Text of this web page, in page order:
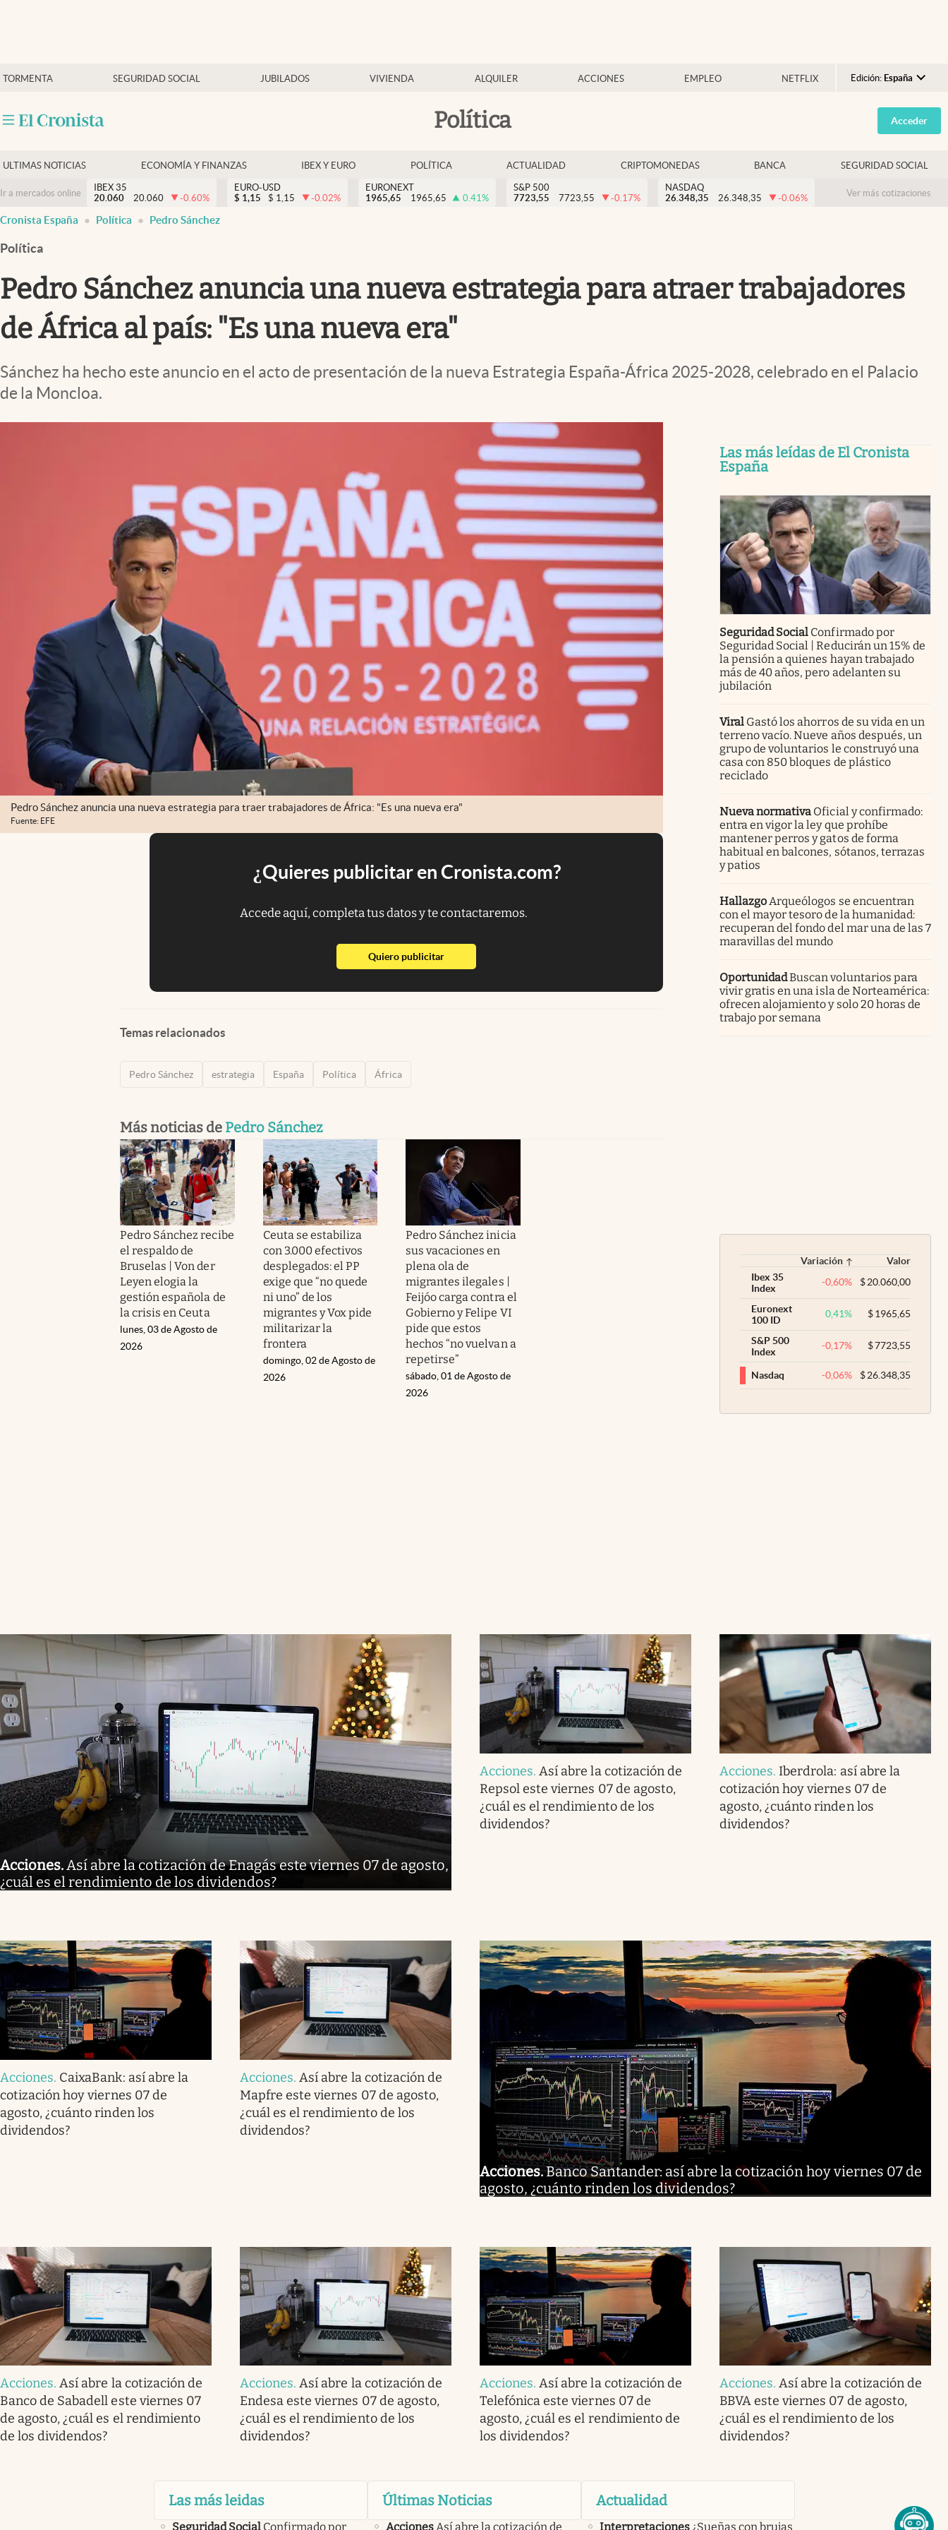
TORMENTA SEGURIDAD SOCIAL JUBILADOS VIVIENDA ALQUILER ACCIONES EMPLEO NETFLIX Edición: España
Argentina
España
USA
Colombia
Política
Economía y finanzas
Criptomonedas
Acceder
ULTIMAS NOTICIAS ECONOMÍA Y FINANZAS IBEX Y EURO POLÍTICA ACTUALIDAD CRIPTOMONEDAS BANCA SEGURIDAD SOCIAL
Ir a mercados online
IBEX 35
20.060
20.060 -0.60%
EURO-USD
$ 1,15 $ 1,15 -0.02%
EURONEXT
1965,65
1965,65 0.41%
S&P 500
7723,55
7723,55 -0.17%
NASDAQ
26.348,35
26.348,35 -0.06% Ver más cotizaciones
Cronista España Política Pedro Sánchez
Política
Pedro Sánchez anuncia una nueva estrategia para atraer trabajadores
de África al país: "Es una nueva era"
Sánchez ha hecho este anuncio en el acto de presentación de la nueva Estrategia España-África 2025-2028, celebrado en el Palacio
de la Moncloa.
Pedro Sánchez anuncia una nueva estrategia para traer trabajadores de África: "Es una nueva era"
Fuente: EFE
¿Quieres publicitar en Cronista.com?
Accede aquí, completa tus datos y te contactaremos.
Quiero publicitarabre en nueva pestaña
Temas relacionados
Pedro Sánchez estrategia España Política África
Más noticias de Pedro Sánchez
Pedro Sánchez recibe
el respaldo de
Bruselas | Von der
Leyen elogia la
gestión española de
la crisis en Ceuta
lunes, 03 de Agosto de
2026
Ceuta se estabiliza
con 3.000 efectivos
desplegados: el PP
exige que “no quede
ni uno” de los
migrantes y Vox pide
militarizar la
frontera
domingo, 02 de Agosto de
2026
Pedro Sánchez inicia
sus vacaciones en
plena ola de
migrantes ilegales |
Feijóo carga contra el
Gobierno y Felipe VI
pide que estos
hechos “no vuelvan a
repetirse”
sábado, 01 de Agosto de
2026
Las más leídas de El Cronista
España
Seguridad Social Confirmado por
Seguridad Social | Reducirán un 15% de
la pensión a quienes hayan trabajado
más de 40 años, pero adelanten su
jubilación
Viral Gastó los ahorros de su vida en un
terreno vacío. Nueve años después, un
grupo de voluntarios le construyó una
casa con 850 bloques de plástico
reciclado
Nueva normativa Oficial y confirmado:
entra en vigor la ley que prohíbe
mantener perros y gatos de forma
habitual en balcones, sótanos, terrazas
y patios
HallazgoArqueólogos se encuentran
con el mayor tesoro de la humanidad:
recuperan del fondo del mar una de las 7
maravillas del mundo
OportunidadBuscan voluntarios para
vivir gratis en una isla de Norteamérica:
ofrecen alojamiento y solo 20 horas de
trabajo por semana
Variación
Valor
Ibex 35
Index
-0,60% $20.060,00
Euronext
100 ID
0,41% $1965,65
S&P 500
Index
-0,17% $7723,55
Nasdaq -0,06% $26.348,35
Acciones.Así abre la cotización de Enagás este viernes 07 de agosto,
¿cuál es el rendimiento de los dividendos?
Acciones.Así abre la cotización de
Repsol este viernes 07 de agosto,
¿cuál es el rendimiento de los
dividendos?
Acciones. Iberdrola: así abre la
cotización hoy viernes 07 de
agosto, ¿cuánto rinden los
dividendos?
Acciones. CaixaBank: así abre la
cotización hoy viernes 07 de
agosto, ¿cuánto rinden los
dividendos?
Acciones.Así abre la cotización de
Mapfre este viernes 07 de agosto,
¿cuál es el rendimiento de los
dividendos?
Acciones.Banco Santander: así abre la cotización hoy viernes 07 de
agosto, ¿cuánto rinden los dividendos?
Acciones.Así abre la cotización de
Banco de Sabadell este viernes 07
de agosto, ¿cuál es el rendimiento
de los dividendos?
Acciones.Así abre la cotización de
Endesa este viernes 07 de agosto,
¿cuál es el rendimiento de los
dividendos?
Acciones.Así abre la cotización de
Telefónica este viernes 07 de
agosto, ¿cuál es el rendimiento de
los dividendos?
Acciones.Así abre la cotización de
BBVA este viernes 07 de agosto,
¿cuál es el rendimiento de los
dividendos?
Las más leidas
Seguridad Social Confirmado por
Últimas Noticias
Acciones Así abre la cotización de
Actualidad
Interpretaciones ¿Sueñas con brujas